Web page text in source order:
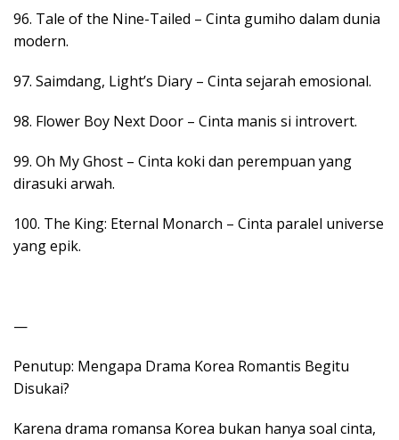
96. Tale of the Nine-Tailed – Cinta gumiho dalam dunia
modern.
97. Saimdang, Light’s Diary – Cinta sejarah emosional.
98. Flower Boy Next Door – Cinta manis si introvert.
99. Oh My Ghost – Cinta koki dan perempuan yang
dirasuki arwah.
100. The King: Eternal Monarch – Cinta paralel universe
yang epik.
—
Penutup: Mengapa Drama Korea Romantis Begitu
Disukai?
Karena drama romansa Korea bukan hanya soal cinta,